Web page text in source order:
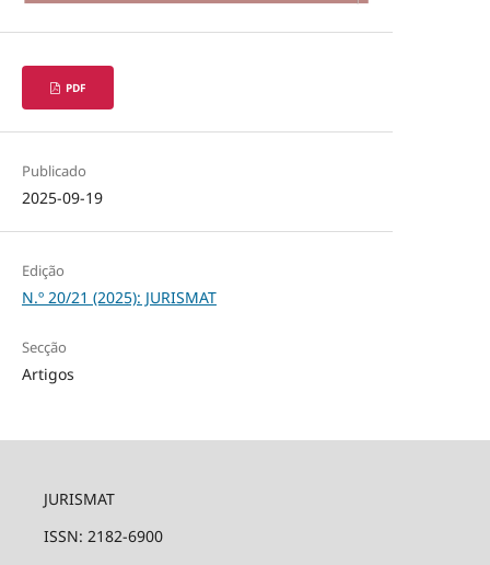
PDF
Publicado
2025-09-19
Edição
N.º 20/21 (2025): JURISMAT
Secção
Artigos
JURISMAT
ISSN: 2182-6900